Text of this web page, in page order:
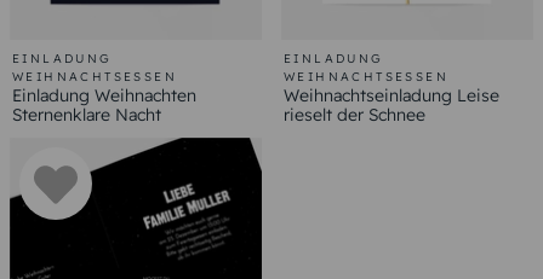
EINLADUNG
WEIHNACHTSESSEN
Einladung Weihnachten
Sternenklare Nacht
EINLADUNG
WEIHNACHTSESSEN
Weihnachtseinladung Leise
rieselt der Schnee